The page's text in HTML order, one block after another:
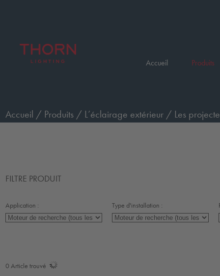
Accueil Produits
Accueil / Produits / L’éclairage extérieur / Les
FILTRE PRODUIT
Application : Type d'installation :
0 Article trouvé